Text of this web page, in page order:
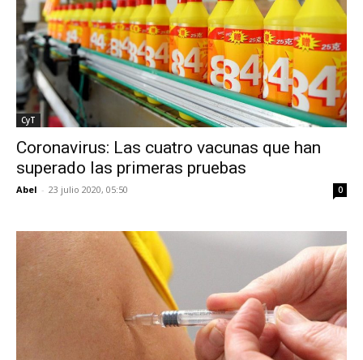
CyT
Coronavirus: Las cuatro vacunas que han
superado las primeras pruebas
Abel - 23 julio 2020, 05:50 0